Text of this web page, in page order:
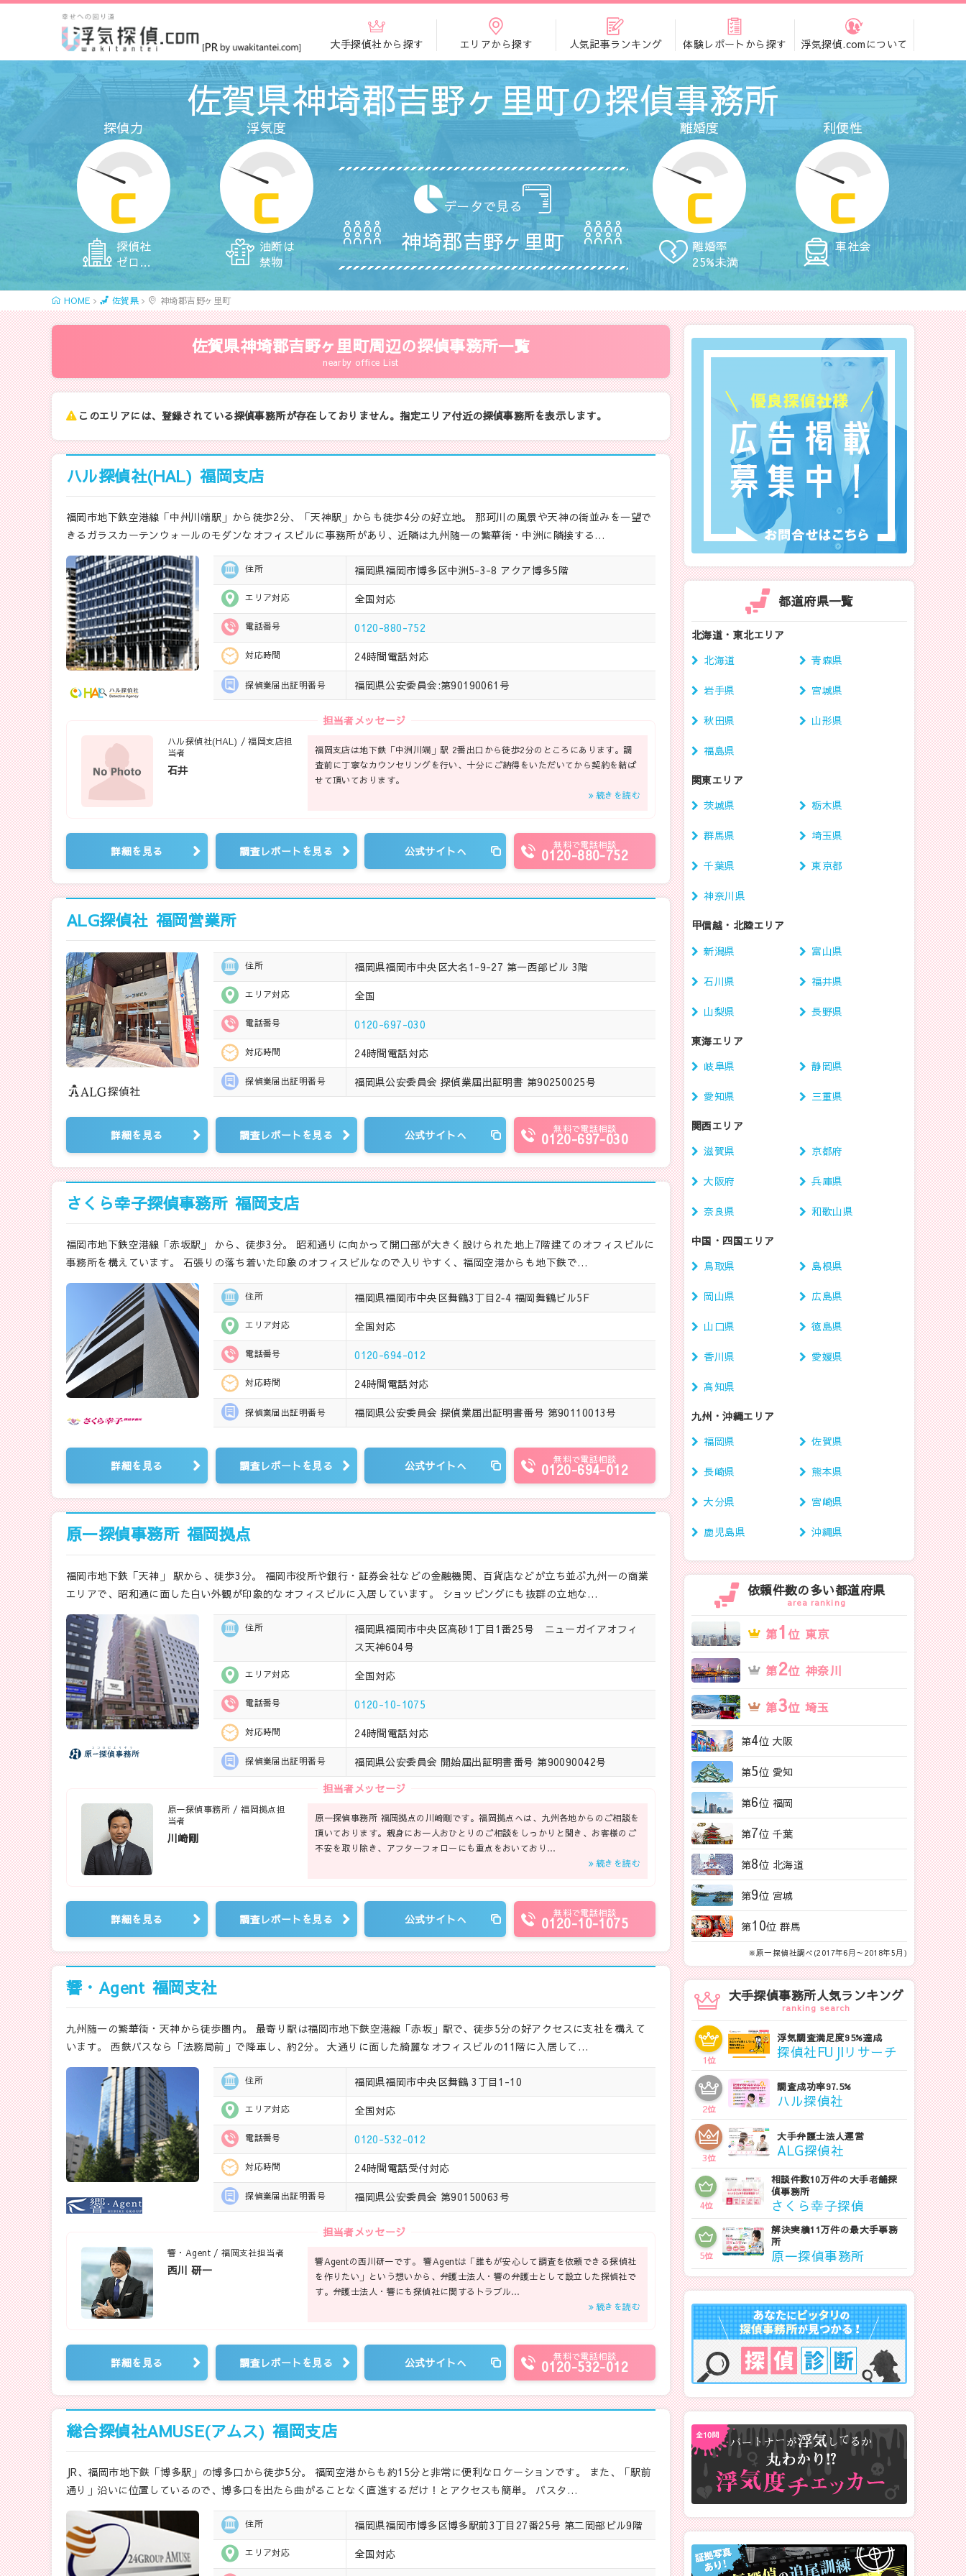
大手探偵社から探す エリアから探す 人気記事ランキング 体験レポートから探す 浮気探偵.comについて
佐賀県神埼郡吉野ヶ里町の探偵事務所
探偵力
C
探偵社
ゼロ…
浮気度
C
油断は
禁物
データで見る
神埼郡吉野ヶ里町
離婚度
C
離婚率
25%未満
利便性
C
車社会
HOME 佐賀県 神埼郡吉野ヶ里町
佐賀県神埼郡吉野ヶ里町周辺の探偵事務所一覧
nearby office List
このエリアには、登録されている探偵事務所が存在しておりません。指定エリア付近の探偵事務所を表示します。
ハル探偵社(HAL) 福岡支店
福岡市地下鉄空港線「中州川端駅」から徒歩2分、「天神駅」からも徒歩4分の好立地。 那珂川の風景や天神の街並みを一望で
きるガラスカーテンウォールのモダンなオフィスビルに事務所があり、近隣は九州随一の繁華街・中洲に隣接する…
住所 福岡県福岡市博多区中洲5-3-8 アクア博多5階
エリア対応 全国対応
電話番号 0120-880-752
対応時間 24時間電話対応
探偵業届出証明番号 福岡県公安委員会:第90190061号
担当者メッセージ
ハル探偵社(HAL) / 福岡支店担
当者
石井
福岡支店は地下鉄「中洲川端」駅 2番出口から徒歩2分のところにあります。調
査前に丁寧なカウンセリングを行い、十分にご納得をいただいてから契約を結ば
せて頂いております。
続きを読む
詳細を見る 調査レポートを見る 公式サイトへ 無料で電話相談
0120-880-752
ALG探偵社 福岡営業所
住所 福岡県福岡市中央区大名1-9-27 第一西部ビル 3階
エリア対応 全国
電話番号 0120-697-030
対応時間 24時間電話対応
探偵業届出証明番号 福岡県公安委員会 探偵業届出証明書 第90250025号
詳細を見る 調査レポートを見る 公式サイトへ 無料で電話相談
0120-697-030
さくら幸子探偵事務所 福岡支店
福岡市地下鉄空港線「赤坂駅」 から、徒歩3分。 昭和通りに向かって開口部が大きく設けられた地上7階建てのオフィスビルに
事務所を構えています。 石張りの落ち着いた印象のオフィスビルなので入りやすく、福岡空港からも地下鉄で…
住所 福岡県福岡市中央区舞鶴3丁目2‐4 福岡舞鶴ビル5F
エリア対応 全国対応
電話番号 0120-694-012
対応時間 24時間電話対応
探偵業届出証明番号 福岡県公安委員会 探偵業届出証明書番号 第90110013号
詳細を見る 調査レポートを見る 公式サイトへ 無料で電話相談
0120-694-012
原一探偵事務所 福岡拠点
福岡市地下鉄「天神」 駅から、徒歩3分。 福岡市役所や銀行・証券会社などの金融機関、百貨店などが立ち並ぶ九州一の商業
エリアで、昭和通に面した白い外観が印象的なオフィスビルに入居しています。 ショッピングにも抜群の立地な…
住所
福岡県福岡市中央区高砂1丁目1番25号 ニューガイアオフィ
ス天神604号
エリア対応 全国対応
電話番号 0120-10-1075
対応時間 24時間電話対応
探偵業届出証明番号
福岡県公安委員会 開始届出証明書番号 第90090042号
担当者メッセージ
原一探偵事務所 / 福岡拠点担
当者
川崎剛
原一探偵事務所 福岡拠点の川崎剛です。福岡拠点へは、九州各地からのご相談を
頂いております。親身にお一人おひとりのご相談をしっかりと聞き、お客様のご
不安を取り除き、アフターフォローにも重点をおいており…
続きを読む
詳細を見る 調査レポートを見る 公式サイトへ 無料で電話相談
0120-10-1075
響・Agent 福岡支社
九州随一の繁華街・天神から徒歩圏内。 最寄り駅は福岡市地下鉄空港線「赤坂」駅で、徒歩5分の好アクセスに支社を構えて
います。 西鉄バスなら「法務局前」で降車し、約2分。 大通りに面した綺麗なオフィスビルの11階に入居して…
住所 福岡県福岡市中央区舞鶴 3丁目1-10
エリア対応 全国対応
電話番号 0120-532-012
対応時間 24時間電話受付対応
探偵業届出証明番号 福岡県公安委員会 第90150063号
担当者メッセージ
響・Agent / 福岡支社担当者
西川 研一
響Agentの西川研一です。 響Agentは「誰もが安心して調査を依頼できる探偵社
を作りたい」という想いから、弁護士法人・響の弁護士として設立した探偵社で
す。弁護士法人・響にも探偵社に関するトラブル…
続きを読む
詳細を見る 調査レポートを見る 公式サイトへ 無料で電話相談
0120-532-012
総合探偵社AMUSE(アムス) 福岡支店
JR、福岡市地下鉄「博多駅」の博多口から徒歩5分。 福岡空港からも約15分と非常に便利なロケーションです。 また、「駅前
通り」沿いに位置しているので、博多口を出たら曲がることなく直進するだけ！とアクセスも簡単。 バスタ…
住所 福岡県福岡市博多区博多駅前3丁目27番25号 第二岡部ビル9階
エリア対応 全国対応
都道府県一覧
北海道・東北エリア
北海道
青森県
岩手県 宮城県
秋田県 山形県
福島県
関東エリア
茨城県
栃木県
群馬県 埼玉県
千葉県 東京都
神奈川県
甲信越・北陸エリア
新潟県
富山県
石川県 福井県
山梨県 長野県
東海エリア
岐阜県
静岡県
愛知県 三重県
関西エリア
滋賀県
京都府
大阪府 兵庫県
奈良県 和歌山県
中国・四国エリア
鳥取県
島根県
岡山県 広島県
山口県 徳島県
香川県 愛媛県
高知県
九州・沖縄エリア
福岡県
佐賀県
長崎県 熊本県
大分県 宮崎県
鹿児島県 沖縄県
依頼件数の多い都道府県
area ranking
第1位 東京
第2位 神奈川
第3位 埼玉
第4位 大阪
第5位 愛知
第6位 福岡
第7位 千葉
第8位 北海道
第9位 宮城
第10位 群馬
※原一探偵社調べ(2017年6月～2018年5月)
大手探偵事務所人気ランキング
ranking search
1位
浮気調査満足度95%達成
探偵社FUJIリサーチ
2位
調査成功率97.5%
ハル探偵社
3位
大手弁護士法人運営
ALG探偵社
4位
相談件数10万件の大手老舗探
偵事務所
さくら幸子探偵
5位
解決実績11万件の最大手事務
所
原一探偵事務所